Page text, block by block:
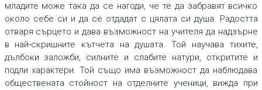
младите може така да се нагоди, че те да забравят всичко
около себе си и да се отдадат с цялата си душа. Радостта
отваря сърцето и дава възможност на учителя да надзърне
в най-скришните кътчета на душата. Той научава тихите,
дълбоки заложби, силните и слабите натури, откритите и
подли характери. Той също има възможност да наблюдава
обществената стойност на отделните ученици, вижда при